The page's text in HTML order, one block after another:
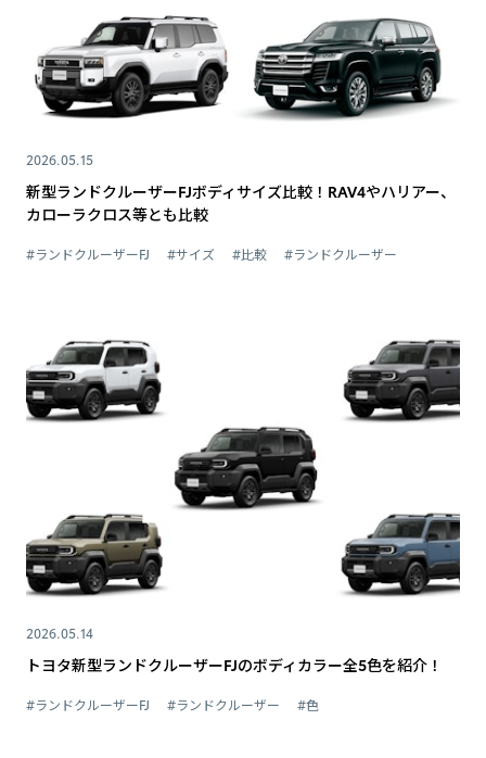
2026.05.15
新型ランドクルーザーFJボディサイズ比較！RAV4やハリアー、
カローラクロス等とも比較
#ランドクルーザーFJ #サイズ #比較 #ランドクルーザー
2026.05.14
トヨタ新型ランドクルーザーFJのボディカラー全5色を紹介！
#ランドクルーザーFJ #ランドクルーザー #色